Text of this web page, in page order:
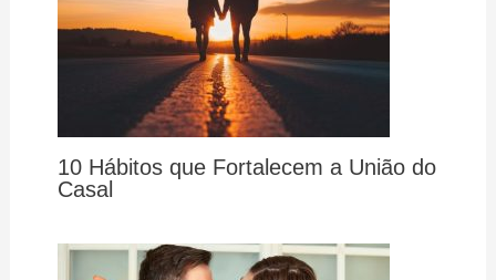
10 Hábitos que Fortalecem a União do
Casal